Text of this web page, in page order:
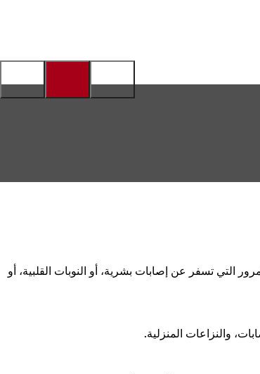
التي تسفر عن إصابات بشرية، أو النوبات القلبية، أو
والنزاعات المنزلية.